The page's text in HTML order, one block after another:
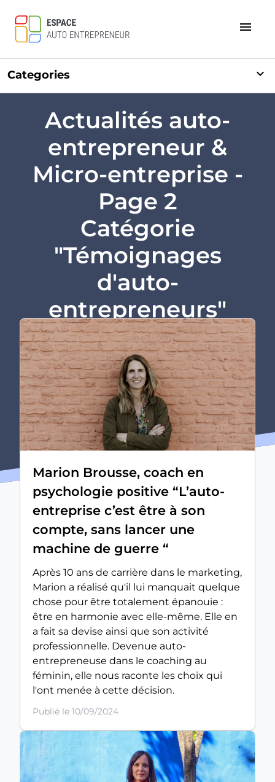
menu
Categories expand_more
Actualités auto-
entrepreneur &
Micro-entreprise -
Page 2
Catégorie
"Témoignages
d'auto-
entrepreneurs"
Marion Brousse, coach en
psychologie positive “L’auto-
entreprise c’est être à son
compte, sans lancer une
machine de guerre “
Après 10 ans de carrière dans le marketing,
Marion a réalisé qu'il lui manquait quelque
chose pour être totalement épanouie :
être en harmonie avec elle-même. Elle en
a fait sa devise ainsi que son activité
professionnelle. Devenue auto-
entrepreneuse dans le coaching au
féminin, elle nous raconte les choix qui
l'ont menée à cette décision.
Publié le 10/09/2024